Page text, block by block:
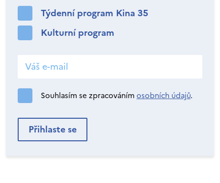
Týdenní program Kina 35
Kulturní program
Souhlasím se zpracováním osobních údajů.